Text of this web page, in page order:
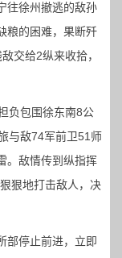
往徐州撤逃的敌孙
粮的困难，果断歼
交给2纵来收拾，
负包围徐东南8公
与敌74军前卫51师
。敌情传到纵指挥
狠地打击敌人，决
部停止前进，立即